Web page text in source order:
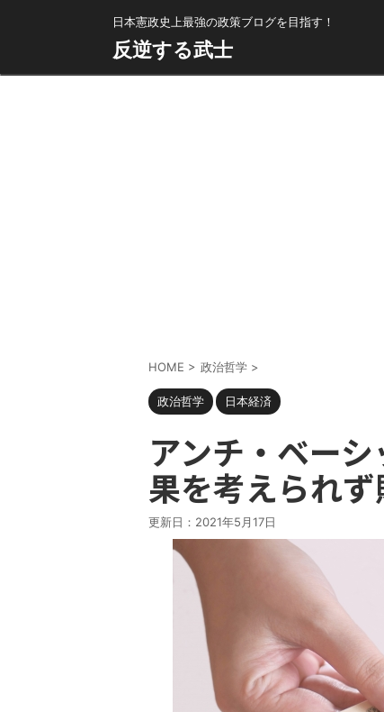
日本憲政史上最強の政策ブログを目指す！
反逆する武士
HOME > 政治哲学 >
政治哲学 日本経済
アンチ・ベー
果を考えられ
更新日： 2021年5月17日